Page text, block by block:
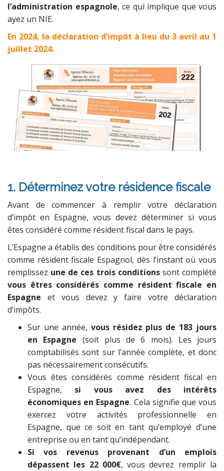
l’administration espagnole, ce qui implique que vous
ayez un NIE.
En 2024, la déclaration d’impôt à lieu du 3 avril au 1
juillet 2024.
1. Déterminez votre résidence fiscale
Avant de commencer à remplir votre déclaration
d’impôt en Espagne, vous devez déterminer si vous
êtes considéré comme résident fiscal dans le pays.
L’Espagne a établis des conditions pour être considérés
comme résident fiscale Espagnol, dès l’instant où vous
remplissez une de ces trois conditionssont complété
vous êtres considérés comme résident fiscale en
Espagne et vous devez y faire votre déclaration
d’impôts.
Sur une année, vous résidez plus de 183 jours
en Espagne (soit plus de 6 mois). Les jours
comptabilisés sont sur l’année complète, et donc
pas nécessairement consécutifs.
Vous êtes considérés comme résident fiscal en
Espagne, si vous avez des intérêts
économiques en Espagne. Cela signifie que vous
exercez votre activités professionnelle en
Espagne, que ce soit en tant qu’employé d’une
entreprise ou en tant qu’indépendant.
Si vos revenus provenant d’un emplois
dépassent les 22 000€, vous devrez remplir la